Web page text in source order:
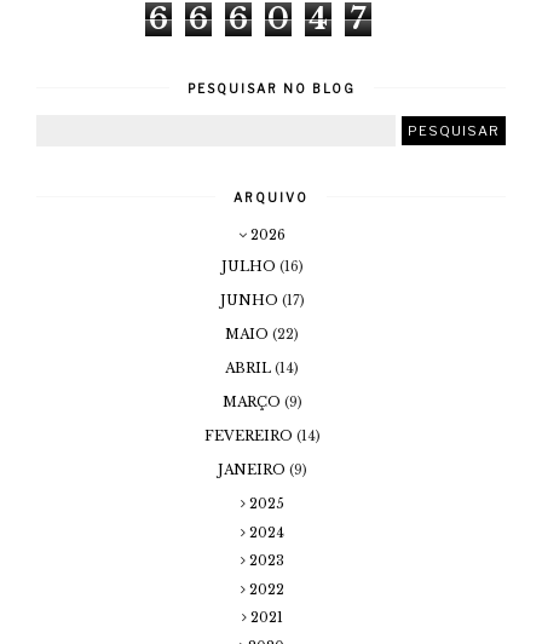
6 6 6 0 4 7
PESQUISAR NO BLOG
ARQUIVO
2026
JULHO (16)
JUNHO (17)
MAIO (22)
ABRIL (14)
MARÇO (9)
FEVEREIRO (14)
JANEIRO (9)
2025
2024
2023
2022
2021